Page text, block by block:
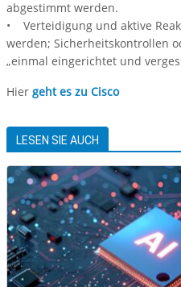
abgestimmt werden.
• Verteidigung und aktive
werden; Sicherheitskontrollen
„einmal eingerichtet und
Hier geht es zu Cisco
LESEN SIE AUCH